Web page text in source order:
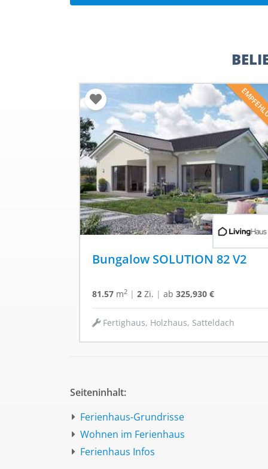
Bungalow SOLUTION 82 V2
81.57 m2 | 2 Zi. | ab 325,930 €
Fertighaus, Holzhaus, Satteldach
Seiteninhalt:
Ferienhaus-Grundrisse
Wohnen im Ferienhaus
Ferienhaus Infos